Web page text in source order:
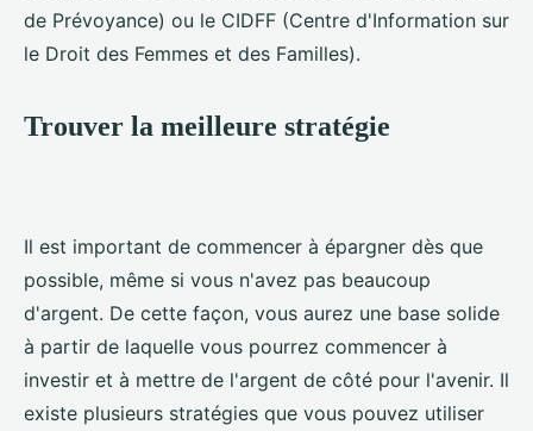
de Prévoyance) ou le CIDFF (Centre d'Information sur
le Droit des Femmes et des Familles).
Trouver la meilleure stratégie
Il est important de commencer à épargner dès que
possible, même si vous n'avez pas beaucoup
d'argent. De cette façon, vous aurez une base solide
à partir de laquelle vous pourrez commencer à
investir et à mettre de l'argent de côté pour l'avenir. Il
existe plusieurs stratégies que vous pouvez utiliser